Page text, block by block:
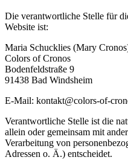
Die verantwortliche Stelle für
Website ist:
Maria Schucklies (Mary
Colors of Cronos
Bodenfeldstraße 9
91438 Bad Windsheim
E-Mail: kontakt@colors-of-
Verantwortliche Stelle ist die
allein oder gemeinsam mit
Verarbeitung von
Adressen o. Ä.) entscheidet.